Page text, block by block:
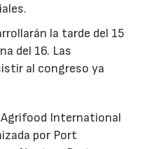
la tarde del 15
del 16. Las
al congreso ya
International
por Port